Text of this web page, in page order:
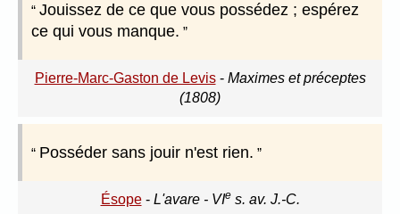
Jouissez de ce que vous possédez ; espérez
ce qui vous manque.
Pierre-Marc-Gaston de Levis- Maximes et préceptes
(1808)
Posséder sans jouir n'est rien.
Ésope- L'avare - VIes. av. J.-C.